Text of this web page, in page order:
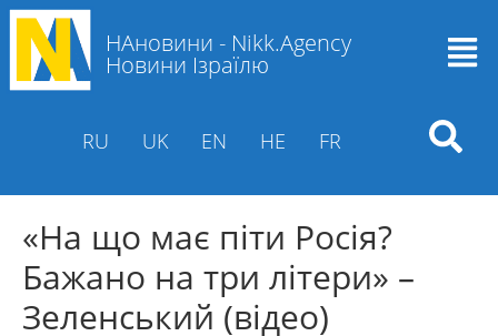
НАновини - Nikk.Agency
Новини Ізраїлю
RU UK EN HE FR
«На що має піти Росія?
Бажано на три літери» –
Зеленський (відео)